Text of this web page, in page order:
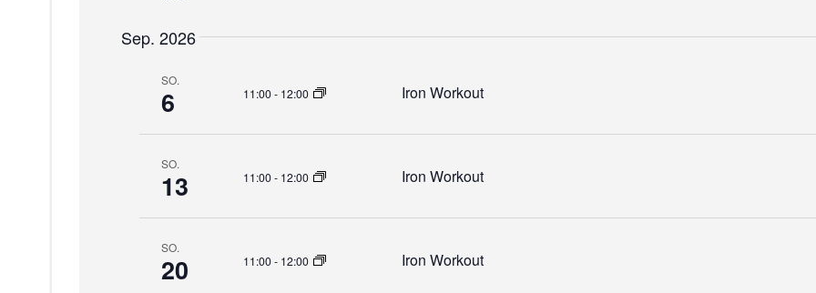
g
n
u
Sep. 2026
SO.
6 11:00- 12:00 Iron Workout
SO.
13 11:00- 12:00 Iron Workout
SO.
20 11:00- 12:00 Iron Workout